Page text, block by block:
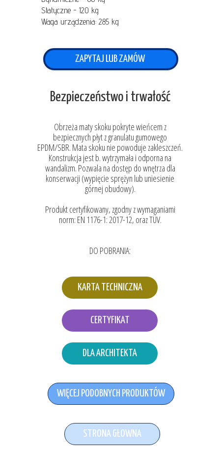
WIĘCEJ PODOBNYCH PRODUKTÓW
STRONA GŁOWNA
DLA ARCHITEKTA
CERTYFIKAT
KARTA TECHNICZNA
Bezpieczeństwo i trwałość
Obrzeża maty skoku pokryte wieńcem z
bezpiecznych płyt z granulatu gumowego
EPDM/SBR. Mata skoku nie powoduje zakleszczeń.
Konstrukcja jest b. wytrzymała i odporna na
wandalizm. Pozwala na dostęp do wnętrza dla
konserwacji (wypięcie sprężyn lub uniesienie
górnej obudowy).
Produkt certyfikowany, zgodny z wymaganiami
norm: EN 1176-1: 2017-12, oraz TÜV.
DO POBRANIA:
ZAPYTAJ LUB ZAMÓW
Statyczne - 120 kg
Waga urządzenia: 285 kg